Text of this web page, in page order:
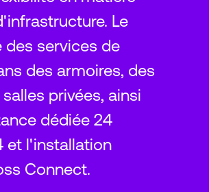
Le
des services de
des armoires, des
privées, ainsi
dédiée 24
et l'installation
Connect.